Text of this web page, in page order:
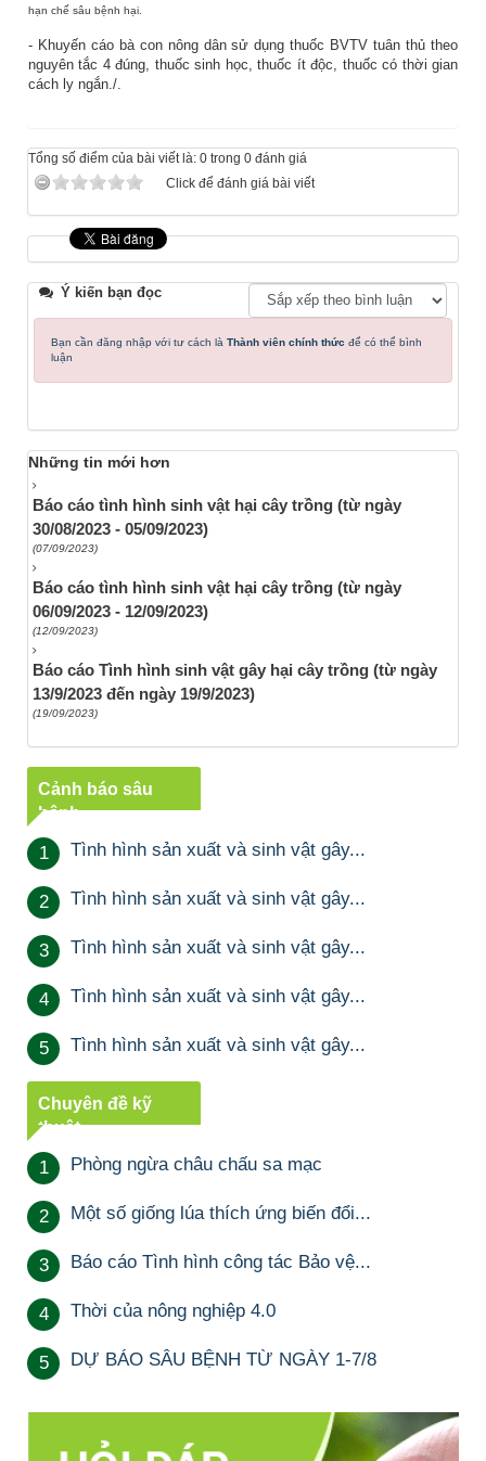
hạn chế sâu bệnh hại.
- Khuyến cáo bà con nông dân sử dụng thuốc BVTV tuân thủ theo
nguyên tắc 4 đúng, thuốc sinh học, thuốc ít độc, thuốc có thời gian
cách ly ngắn./.
Tổng số điểm của bài viết là: 0 trong 0 đánh giá
Click để đánh giá bài viết
Ý kiến bạn đọc
Bạn cần đăng nhập với tư cách là Thành viên chính thức để có thể bình
luận
Những tin mới hơn
Báo cáo tình hình sinh vật hại cây trồng (từ ngày
30/08/2023 - 05/09/2023)
(07/09/2023)
Báo cáo tình hình sinh vật hại cây trồng (từ ngày
06/09/2023 - 12/09/2023)
(12/09/2023)
Báo cáo Tình hình sinh vật gây hại cây trồng (từ ngày
13/9/2023 đến ngày 19/9/2023)
(19/09/2023)
Cảnh báo sâu
bệnh
1 Tình hình sản xuất và sinh vật gây...
2 Tình hình sản xuất và sinh vật gây...
3 Tình hình sản xuất và sinh vật gây...
4 Tình hình sản xuất và sinh vật gây...
5 Tình hình sản xuất và sinh vật gây...
Chuyên đề kỹ
thuật
1 Phòng ngừa châu chấu sa mạc
2 Một số giống lúa thích ứng biến đổi...
3 Báo cáo Tình hình công tác Bảo vệ...
4 Thời của nông nghiệp 4.0
5 DỰ BÁO SÂU BỆNH TỪ NGÀY 1-7/8